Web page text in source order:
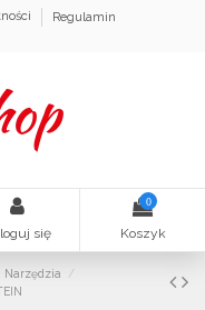
Regulamin
się
0
Koszyk
Narzędzia